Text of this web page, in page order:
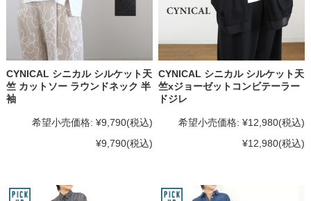
CYNICAL シニカル シルケット天
竺 カットソー ラウンドネック 半
袖
希望小売価格: ¥9,790(税込)
¥9,790(税込)
CYNICAL シニカル シルケット天
竺xジョーゼットコンビテーラー
ドジレ
希望小売価格: ¥12,980(税込)
¥12,980(税込)